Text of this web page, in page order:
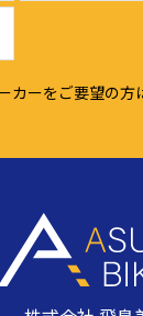
カーをご要望の方